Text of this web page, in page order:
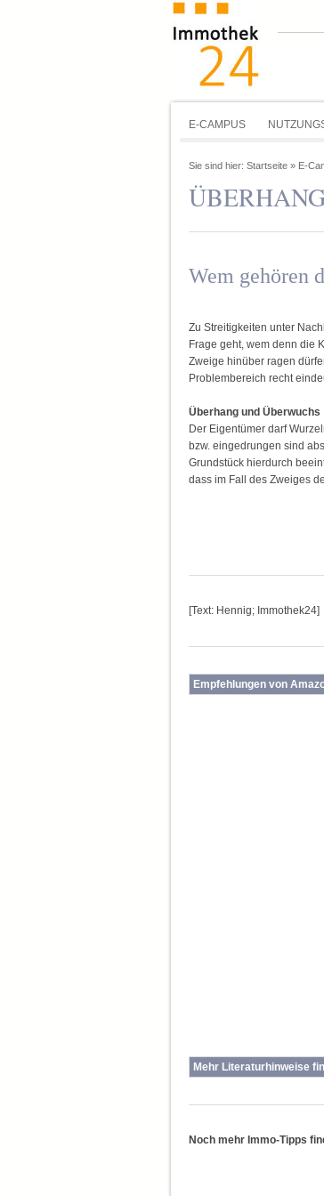
E-CAMPUS
Sie sind hier: Startseite » E-
Wem gehören
Zu Streitigkeiten unter
Frage geht, wem denn die
Zweige hinüber ragen
Problembereich recht
Überhang und Überwuchs
Der Eigentümer darf
bzw. eingedrungen sind
Grundstück hierdurch
dass im Fall des Zweiges
[Text: Hennig; Immothek24]
Empfehlungen von
Mehr Literaturhinweise
Noch mehr Immo-Tipps